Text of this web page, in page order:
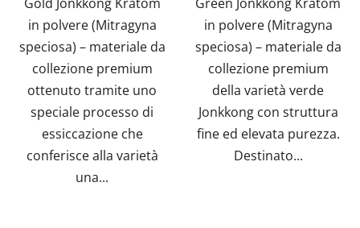
in polvere (Mitragyna
speciosa) – materiale da
collezione premium
ottenuto tramite uno
speciale processo di
essiccazione che
conferisce alla varietà
una...
5
stelle.
in polvere (Mitragyna
speciosa) – materiale da
collezione premium
della varietà verde
Jonkkong con struttura
fine ed elevata purezza.
Destinato...